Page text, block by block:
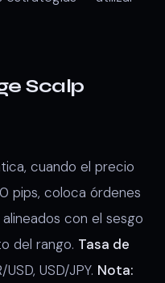
Scalp
cuando el precio
pips, coloca órdenes
con el sesgo
del rango. Tasa de
USD, USD/JPY. Nota: